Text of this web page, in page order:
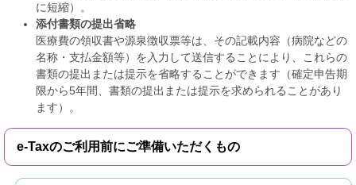
に短縮）。
添付書類の提出省略
医療費の領収書や源泉徴収票等は、その記載内容（病院などの
名称・支払金額等）を入力して送信することにより、これらの
書類の提出または提示を省略することができます（確定申告期
限から5年間、書類の提出または提示を求められることがあり
ます）。
e-Taxのご利用前にご準備いただくもの